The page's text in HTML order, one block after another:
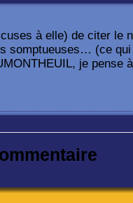
à elle) de citer le
somptueuses… (ce qui
je pense